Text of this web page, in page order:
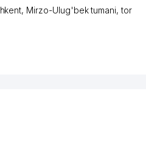
, Mirzo-Ulug'bek tumani,tor